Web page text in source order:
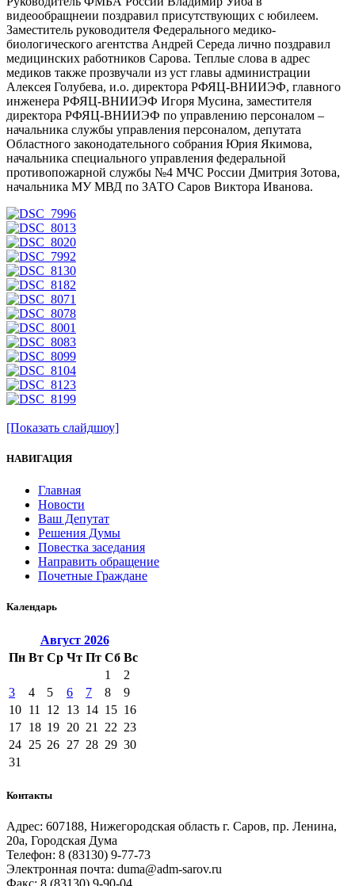
видеообращнеии поздравил присутствующих с юбилеем.
Заместитель руководителя Федерального медико-
биологического агентства Андрей Середа лично поздравил
медицинских работников Сарова. Теплые слова в адрес
медиков также прозвучали из уст главы администрации
Алексея Голубева, и.о. директора РФЯЦ-ВНИИЭФ, главного
инженера РФЯЦ-ВНИИЭФ Игоря Мусина, заместителя
директора РФЯЦ-ВНИИЭФ по управлению персоналом –
начальника службы управления персоналом, депутата
Областного законодательного собрания Юрия Якимова,
начальника специального управления федеральной
противопожарной службы №4 МЧС России Дмитрия Зотова,
начальника МУ МВД по ЗАТО Саров Виктора Иванова.
[Показать слайдшоу]
НАВИГАЦИЯ
Главная
Новости
Ваш Депутат
Решения Думы
Повестка заседания
Направить обращение
Почетные Граждане
Календарь
Август 2026
Пн Вт Ср Чт Пт Сб Вс
1
2
3
4 5 6 7 8
9
10 11 12 13 14 15 16
17 18 19 20 21 22 23
24 25 26 27 28 29 30
31
Контакты
Адрес: 607188, Нижегородская область г. Саров, пр. Ленина,
20а, Городская Дума
Телефон: 8 (83130) 9-77-73
Электронная почта: duma@adm-sarov.ru